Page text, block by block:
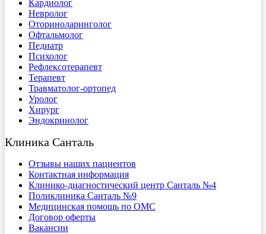
Кардиолог
Невролог
Оториноларинголог
Офтальмолог
Педиатр
Психолог
Рефлексотерапевт
Терапевт
Травматолог-ортопед
Уролог
Хирург
Эндокринолог
Клиника Санталь
Отзывы наших пациентов
Контактная информация
Клинико-диагностический центр Санталь №4
Поликлиника Санталь №9
Медицинская помощь по ОМС
Договор оферты
Вакансии